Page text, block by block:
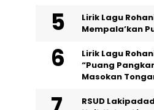
Lirik Lagu
Mempala’kan
Lirik Lagu
“Puang
Masokan
RSUD